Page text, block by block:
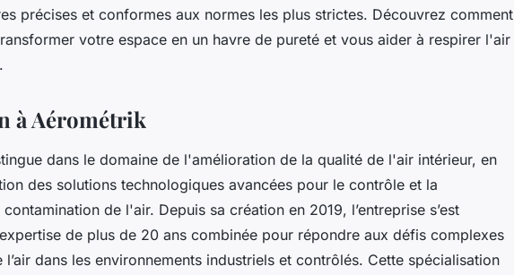
précises et conformes aux normes les plus strictes. Découvrez comment
votre espace en un havre de pureté et vous aider à respirer l'air
à Aérométrik
dans le domaine de l'amélioration de la qualité de l'air intérieur, en
des solutions technologiques avancées pour le contrôle et la
de l'air. Depuis sa création en 2019, l’entreprise s’est
de plus de 20 ans combinée pour répondre aux défis complexes
l’air dans les environnements industriels et contrôlés. Cette spécialisation